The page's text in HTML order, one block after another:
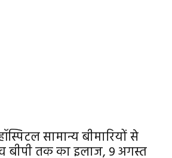
सामान्य बीमारियों से
बीपी तक का इलाज, 9 अगस्त